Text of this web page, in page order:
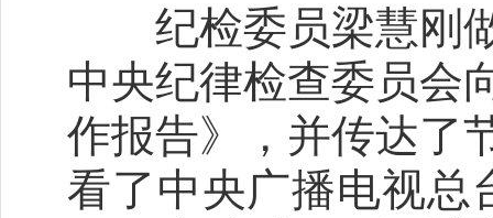
纪检委员梁慧刚
中央纪律检查委员会
作报告》，并传达了
看了中央广播电视总